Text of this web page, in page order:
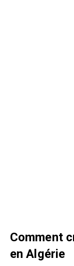
Comment
en Algérie